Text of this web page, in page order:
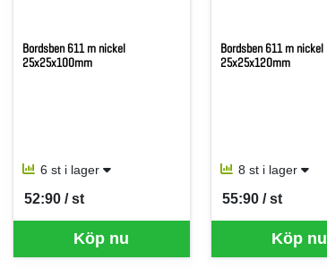
Bordsben 611 m nickel
25x25x100mm
6 st i lager
Köp nu
52:90 / st
SEK per ST
Bordsben 611 m nickel
25x25x120mm
8 st i lager
Köp nu
55:90 / st
SEK per ST